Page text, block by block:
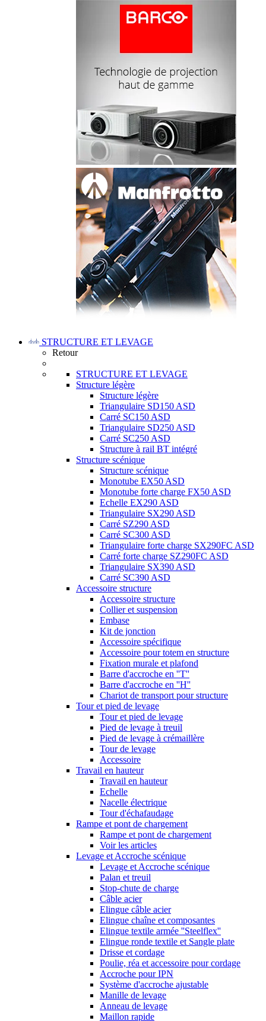
STRUCTURE ET LEVAGE
Retour
STRUCTURE ET LEVAGE
Structure légère
Structure légère
Triangulaire SD150 ASD
Carré SC150 ASD
Triangulaire SD250 ASD
Carré SC250 ASD
Structure à rail BT intégré
Structure scénique
Structure scénique
Monotube EX50 ASD
Monotube forte charge FX50 ASD
Echelle EX290 ASD
Triangulaire SX290 ASD
Carré SZ290 ASD
Carré SC300 ASD
Triangulaire forte charge SX290FC ASD
Carré forte charge SZ290FC ASD
Triangulaire SX390 ASD
Carré SC390 ASD
Accessoire structure
Accessoire structure
Collier et suspension
Embase
Kit de jonction
Accessoire spécifique
Accessoire pour totem en structure
Fixation murale et plafond
Barre d'accroche en ''T''
Barre d'accroche en ''H''
Chariot de transport pour structure
Tour et pied de levage
Tour et pied de levage
Pied de levage à treuil
Pied de levage à crémaillère
Tour de levage
Accessoire
Travail en hauteur
Travail en hauteur
Echelle
Nacelle électrique
Tour d'échafaudage
Rampe et pont de chargement
Rampe et pont de chargement
Voir les articles
Levage et Accroche scénique
Levage et Accroche scénique
Palan et treuil
Stop-chute de charge
Câble acier
Elingue câble acier
Elingue chaîne et composantes
Elingue textile armée ''Steelflex''
Elingue ronde textile et Sangle plate
Drisse et cordage
Poulie, réa et accessoire pour cordage
Accroche pour IPN
Système d'accroche ajustable
Manille de levage
Anneau de levage
Maillon rapide